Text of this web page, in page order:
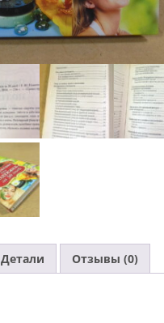
Детали Отзывы (0)